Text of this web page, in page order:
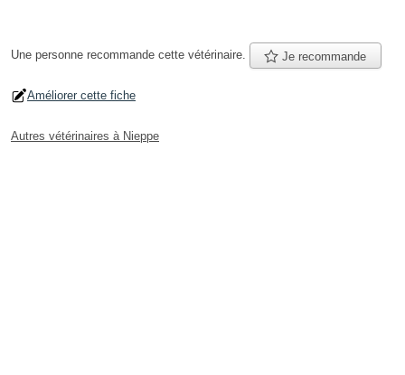
Une personne recommande cette vétérinaire. Je recommande
Améliorer cette fiche
Autres vétérinaires à Nieppe